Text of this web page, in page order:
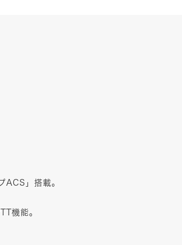
ACS」搭載。
機能。